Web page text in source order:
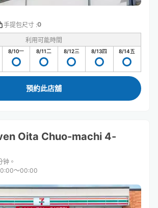
手提包尺寸 :0
利用可能時間
8/10一 8/11二 8/12三 8/13四 8/14五
預約此店舖
Oita Chuo-machi 4-
。
〜00:00